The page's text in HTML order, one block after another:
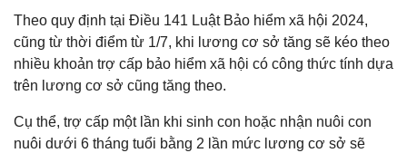
Theo quy định tại Điều 141 Luật Bảo hiểm xã hội 2024,
cũng từ thời điểm từ 1/7, khi lương cơ sở tăng sẽ kéo theo
nhiều khoản trợ cấp bảo hiểm xã hội có công thức tính dựa
trên lương cơ sở cũng tăng theo.
Cụ thể, trợ cấp một lần khi sinh con hoặc nhận nuôi con
nuôi dưới 6 tháng tuổi bằng 2 lần mức lương cơ sở sẽ